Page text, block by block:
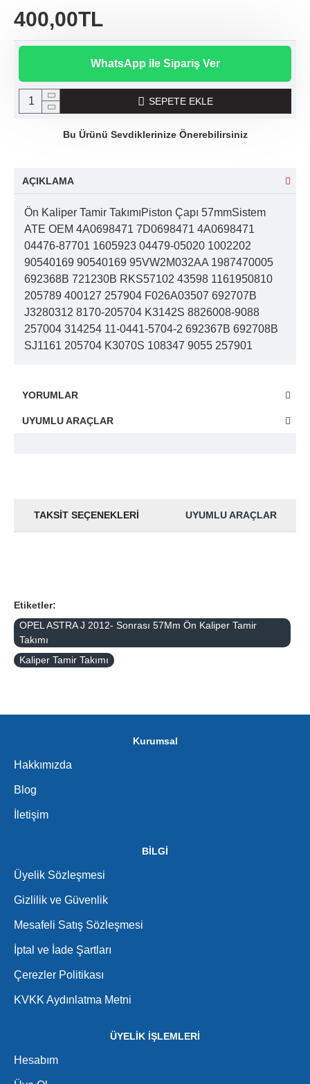
400,00TL
WhatsApp ile Sipariş Ver
SEPETE EKLE
Bu Ürünü Sevdiklerinize Önerebilirsiniz
AÇIKLAMA
Ön Kaliper Tamir TakımıPiston Çapı 57mmSistem
ATE OEM 4A0698471 7D0698471 4A0698471
04476-87701 1605923 04479-05020 1002202
90540169 90540169 95VW2M032AA 1987470005
692368B 721230B RKS57102 43598 1161950810
205789 400127 257904 F026A03507 692707B
J3280312 8170-205704 K3142S 8826008-9088
257004 314254 11-0441-5704-2 692367B 692708B
SJ1161 205704 K3070S 108347 9055 257901
YORUMLAR
UYUMLU ARAÇLAR
TAKSIT SEÇENEKLERI UYUMLU ARAÇLAR
Etiketler:
OPEL ASTRA J 2012- Sonrası 57Mm Ön Kaliper Tamir
Takımı
Kaliper Tamir Takımı
Kurumsal
Hakkımızda
Blog
İletişim
BİLGİ
Üyelik Sözleşmesi
Gizlilik ve Güvenlik
Mesafeli Satış Sözleşmesi
İptal ve İade Şartları
Çerezler Politikası
KVKK Aydınlatma Metni
ÜYELİK İŞLEMLERİ
Hesabım